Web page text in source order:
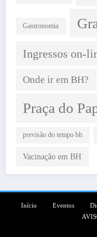
Gastronomia
Ingressos on-
Onde ir em BH?
Praça do
previsão do tempo bh
Vacinação em BH
Início Eventos